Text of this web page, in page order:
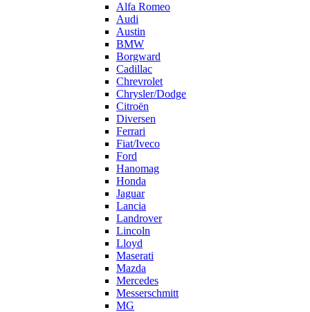
Alfa Romeo
Audi
Austin
BMW
Borgward
Cadillac
Chrevrolet
Chrysler/Dodge
Citroën
Diversen
Ferrari
Fiat/Iveco
Ford
Hanomag
Honda
Jaguar
Lancia
Landrover
Lincoln
Lloyd
Maserati
Mazda
Mercedes
Messerschmitt
MG